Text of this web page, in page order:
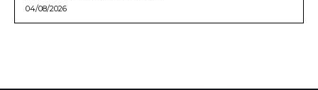
04/08/2026